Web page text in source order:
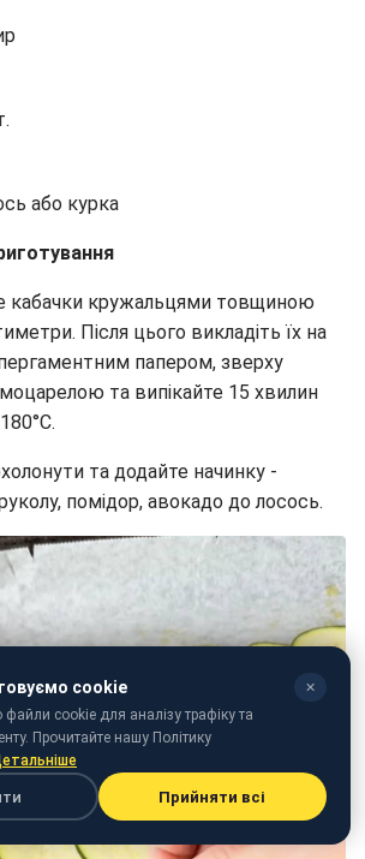
або курка
кабачки кружальцями товщиною
Після цього викладіть їх на
папером, зверху
та випікайте 15 хвилин
та додайте начинку -
помідор, авокадо до лосось.
cookie ✕
cookie для аналізу трафіку та
Прочитайте нашу Політику
Прийняти всі